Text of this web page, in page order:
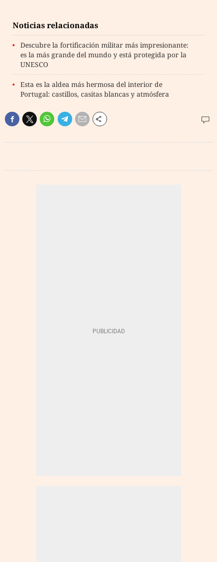
Noticias relacionadas
Descubre la fortificación militar más impresionante:
es la más grande del mundo y está protegida por la
UNESCO
Esta es la aldea más hermosa del interior de
Portugal: castillos, casitas blancas y atmósfera